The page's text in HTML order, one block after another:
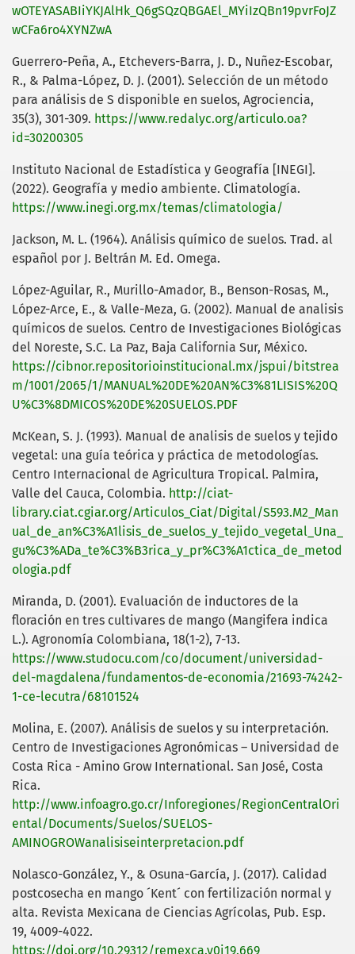
wOTEYASABIiYKJAlHk_Q6gSQzQBGAEl_MYiIzQBn19pvrFoJZ
wCFa6ro4XYNZwA
Guerrero-Peña, A., Etchevers-Barra, J. D., Nuñez-Escobar,
R., & Palma-López, D. J. (2001). Selección de un método
para análisis de S disponible en suelos, Agrociencia,
35(3), 301-309. https://www.redalyc.org/articulo.oa?
id=30200305
Instituto Nacional de Estadística y Geografía [INEGI].
(2022). Geografía y medio ambiente. Climatología.
https://www.inegi.org.mx/temas/climatologia/
Jackson, M. L. (1964). Análisis químico de suelos. Trad. al
español por J. Beltrán M. Ed. Omega.
López-Aguilar, R., Murillo-Amador, B., Benson-Rosas, M.,
López-Arce, E., & Valle-Meza, G. (2002). Manual de analisis
químicos de suelos. Centro de Investigaciones Biológicas
del Noreste, S.C. La Paz, Baja California Sur, México.
https://cibnor.repositorioinstitucional.mx/jspui/bitstrea
m/1001/2065/1/MANUAL%20DE%20AN%C3%81LISIS%20Q
U%C3%8DMICOS%20DE%20SUELOS.PDF
McKean, S. J. (1993). Manual de analisis de suelos y tejido
vegetal: una guía teórica y práctica de metodologías.
Centro Internacional de Agricultura Tropical. Palmira,
Valle del Cauca, Colombia. http://ciat-
library.ciat.cgiar.org/Articulos_Ciat/Digital/S593.M2_Man
ual_de_an%C3%A1lisis_de_suelos_y_tejido_vegetal_Una_
gu%C3%ADa_te%C3%B3rica_y_pr%C3%A1ctica_de_metod
ologia.pdf
Miranda, D. (2001). Evaluación de inductores de la
floración en tres cultivares de mango (Mangifera indica
L.). Agronomía Colombiana, 18(1-2), 7-13.
https://www.studocu.com/co/document/universidad-
del-magdalena/fundamentos-de-economia/21693-74242-
1-ce-lecutra/68101524
Molina, E. (2007). Análisis de suelos y su interpretación.
Centro de Investigaciones Agronómicas – Universidad de
Costa Rica - Amino Grow International. San José, Costa
Rica.
http://www.infoagro.go.cr/Inforegiones/RegionCentralOri
ental/Documents/Suelos/SUELOS-
AMINOGROWanalisiseinterpretacion.pdf
Nolasco-González, Y., & Osuna-García, J. (2017). Calidad
postcosecha en mango ´Kent´ con fertilización normal y
alta. Revista Mexicana de Ciencias Agrícolas, Pub. Esp.
19, 4009-4022.
https://doi.org/10.29312/remexca.v0i19.669